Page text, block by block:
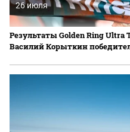
26 июля
Результаты Golden Ring Ultra
Василий Корыткин